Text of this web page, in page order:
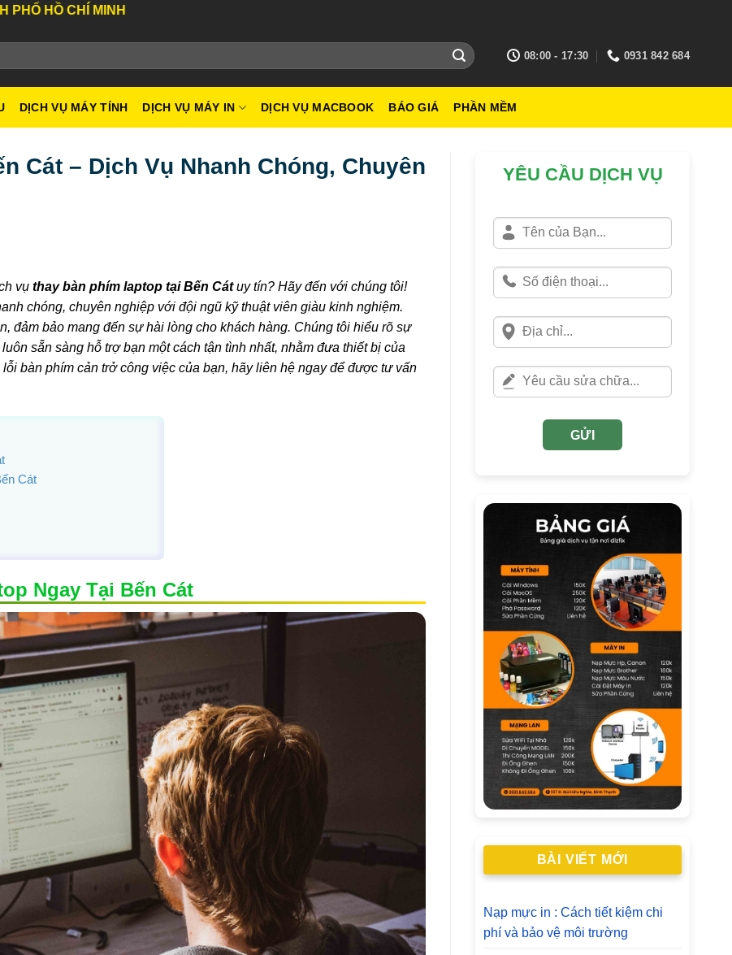
08:00 - 17:30 0931 842 684
DỊCH VỤ MÁY TÍNH DỊCH VỤ MÁY IN DỊCH VỤ MACBOOK BÁO GIÁ PHẦN MỀM
Cát – Dịch Vụ Nhanh Chóng, Chuyên
vụ thay bàn phím laptop tại Bến Cátuy tín? Hãy đến với chúng tôi!
chóng, chuyên nghiệp với đội ngũ kỹ thuật viên giàu kinh nghiệm.
đảm bảo mang đến sự hài lòng cho khách hàng. Chúng tôi hiểu rõ sự
sẵn sàng hỗ trợ bạn một cách tận tình nhất, nhằm đưa thiết bị của
bàn phím cản trở công việc của bạn, hãy liên hệ ngay để được tư vấn
Cát
Ngay Tại Bến Cát
YÊU CẦU DỊCH VỤ
GỬI
BÀI VIẾT MỚI
Nạp mực in : Cách tiết kiệm chi
phí và bảo vệ môi trường